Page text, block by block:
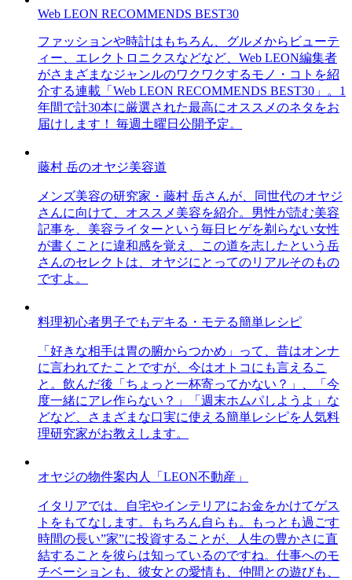
Web LEON RECOMMENDS BEST30
ファッションや時計はもちろん、グルメからビューテ
ィー、エレクトロニクスなどなど、Web LEON編集者
がさまざまなジャンルのワクワクするモノ・コトを紹
介する連載「Web LEON RECOMMENDS BEST30」。1
年間で計30本に厳選された最高にオススメのネタをお
届けします！ 毎週土曜日公開予定。
藤村 岳のオヤジ美容道
メンズ美容の研究家・藤村 岳さんが、同世代のオヤジ
さんに向けて、オススメ美容を紹介。男性が読む美容
記事を、美容ライターという毎日ヒゲを剃らない女性
が書くことに違和感を覚え、この道を志したという岳
さんのセレクトは、オヤジにとってのリアルそのもの
ですよ。
料理初心者男子でもデキる・モテる簡単レシピ
「好きな相手は胃の腑からつかめ」って、昔はオンナ
に言われてたことですが、今はオトコにも言えるこ
と。飲んだ後「ちょっと一杯寄ってかない？」、「今
度一緒にアレ作らない？」「週末ホムパしようよ」な
どなど、さまざまな口実に使える簡単レシピを人気料
理研究家がお教えします。
オヤジの物件案内人「LEON不動産」
イタリアでは、自宅やインテリアにお金をかけてゲス
トをもてなします。もちろん自らも。もっとも過ごす
時間の長い”家”に投資することが、人生の豊かさに直
結することを彼らは知っているのですね。仕事へのモ
チベーションも、彼女との愛情も、仲間との遊びも、